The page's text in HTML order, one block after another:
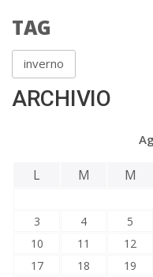
TAG
inverno
ARCHIVIO
L M M
3
4 5
10
11 12
17
18 19